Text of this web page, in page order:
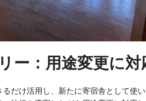
ー：用途変更に
だけ活用し、新たに寄宿舎として使